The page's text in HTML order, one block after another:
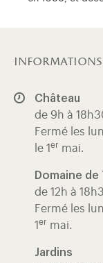
Château
de 9h à
Fermé les
le 1 er mai.
Domaine de
de 12h à
Fermé les
1 er mai.
Jardins